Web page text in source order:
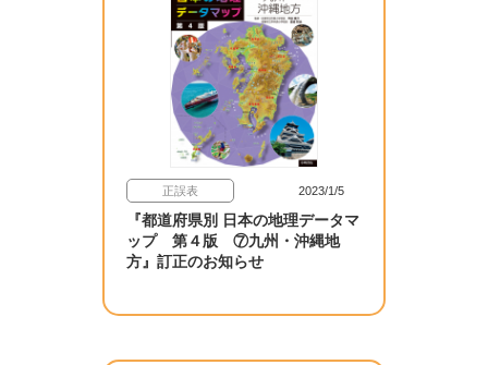
正誤表 2023/1/5
『都道府県別 日本の地理データマ
ップ 第４版 ⑦九州・沖縄地
方』訂正のお知らせ